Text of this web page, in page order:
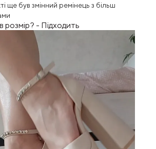
ще був змінний ремінець з більш
розмір? - Підходить